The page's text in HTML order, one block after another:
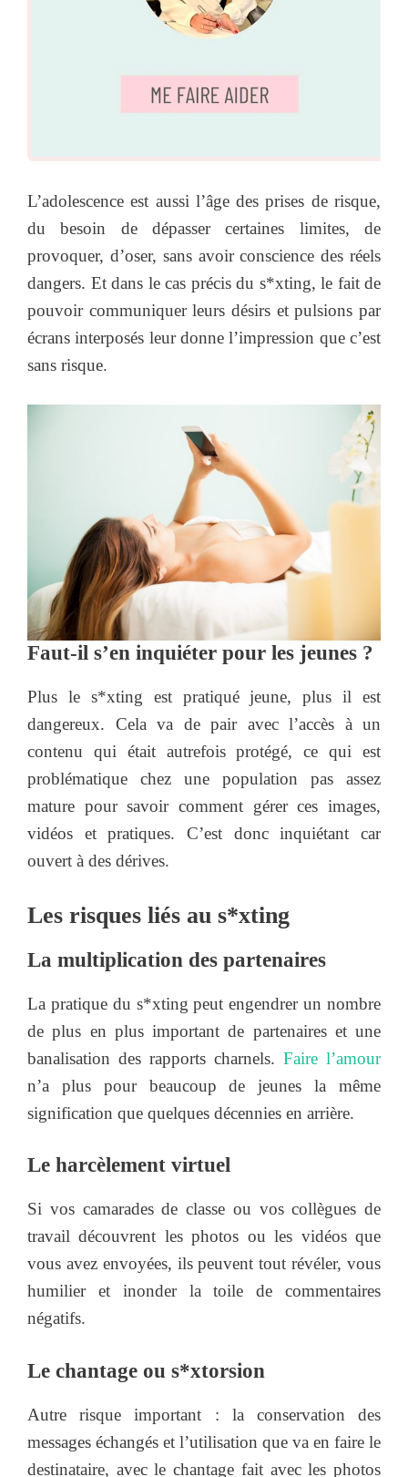
L’adolescence est aussi l’âge des prises de risque,
du besoin de dépasser certaines limites, de
provoquer, d’oser, sans avoir conscience des réels
dangers. Et dans le cas précis du s*xting, le fait de
pouvoir communiquer leurs désirs et pulsions par
écrans interposés leur donne l’impression que c’est
sans risque.
Faut-il s’en inquiéter pour les jeunes ?
Plus le s*xting est pratiqué jeune, plus il est
dangereux. Cela va de pair avec l’accès à un
contenu qui était autrefois protégé, ce qui est
problématique chez une population pas assez
mature pour savoir comment gérer ces images,
vidéos et pratiques. C’est donc inquiétant car
ouvert à des dérives.
Les risques liés au s*xting
La multiplication des partenaires
La pratique du s*xting peut engendrer un nombre
de plus en plus important de partenaires et une
banalisation des rapports charnels. Faire l’amour
n’a plus pour beaucoup de jeunes la même
signification que quelques décennies en arrière.
Le harcèlement virtuel
Si vos camarades de classe ou vos collègues de
travail découvrent les photos ou les vidéos que
vous avez envoyées, ils peuvent tout révéler, vous
humilier et inonder la toile de commentaires
négatifs.
Le chantage ou s*xtorsion
Autre risque important : la conservation des
messages échangés et l’utilisation que va en faire le
destinataire, avec le chantage fait avec les photos